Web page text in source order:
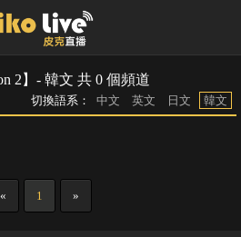
2】- 韓文 共 0 個頻道
切換語系： 中文 英文 日文 韓文
« 1 »